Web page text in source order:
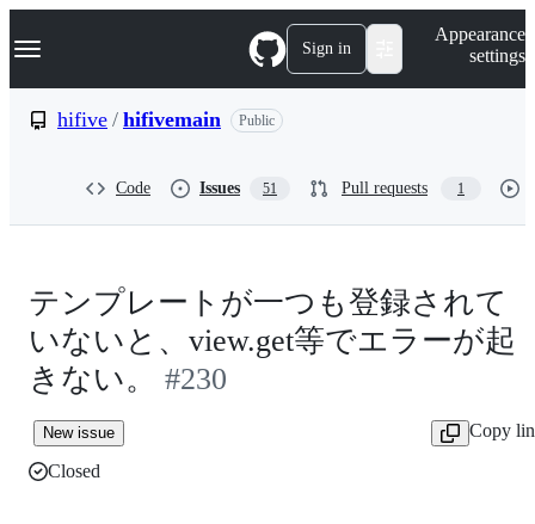
k
p
Navigation Menu Sign in
Appearance
settings
hifive / hifivemain Public
Code Issues 51 Pull requests 1
テンプレートが一つも登録されて
いないと、view.get等でエラーが起
きない。
#230
New issue
Copy
Closed